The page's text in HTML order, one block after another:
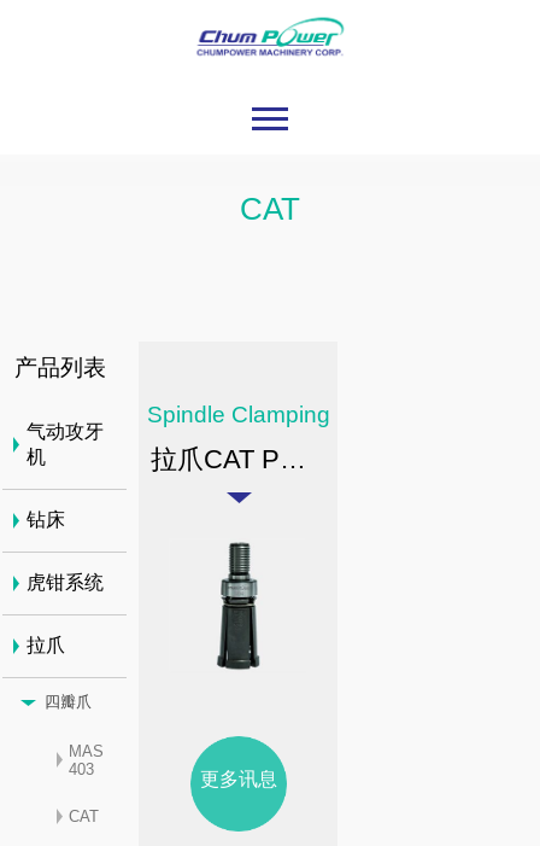
CAT
Spindle Clamping
拉爪CAT PULL STUD TYPE CLAMPING
更多讯息
产品列表
气动攻牙
机
钻床
虎钳系统
拉爪
四瓣爪
MAS
403
CAT